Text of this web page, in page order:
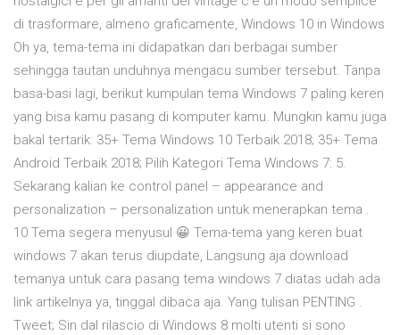
di trasformare, almeno graficamente, Windows 10 in Windows
Oh ya, tema-tema ini didapatkan dari berbagai sumber
sehingga tautan unduhnya mengacu sumber tersebut. Tanpa
basa-basi lagi, berikut kumpulan tema Windows 7 paling keren
yang bisa kamu pasang di komputer kamu. Mungkin kamu juga
bakal tertarik: 35+ Tema Windows 10 Terbaik 2018; 35+ Tema
Android Terbaik 2018; Pilih Kategori Tema Windows 7: 5.
Sekarang kalian ke control panel – appearance and
personalization – personalization untuk menerapkan tema .
10 Tema segera menyusul 😀 Tema-tema yang keren buat
windows 7 akan terus diupdate, Langsung aja download
temanya untuk cara pasang tema windows 7 diatas udah ada
link artikelnya ya, tinggal dibaca aja. Yang tulisan PENTING .
Tweet; Sin dal rilascio di Windows 8 molti utenti si sono